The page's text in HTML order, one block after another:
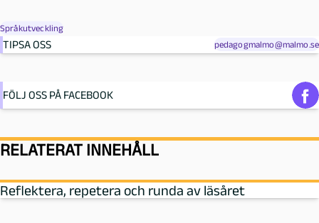
Språkutveckling
TIPSA OSS pedagogmalmo@malmo.se
FÖLJ OSS PÅ FACEBOOK
RELATERAT INNEHÅLL
Reflektera, repetera och runda av läsåret